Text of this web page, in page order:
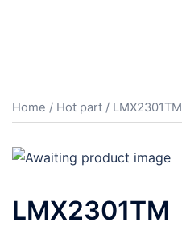
Home / Hot part / LMX2301TM
LMX2301TM